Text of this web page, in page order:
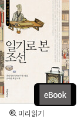
미리읽기